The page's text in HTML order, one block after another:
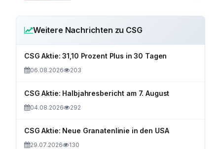
Weitere Nachrichten zu CSG
CSG Aktie: 31,10 Prozent Plus in 30 Tagen
06.08.2026 203
CSG Aktie: Halbjahresbericht am 7. August
04.08.2026 292
CSG Aktie: Neue Granatenlinie in den USA
29.07.2026 130